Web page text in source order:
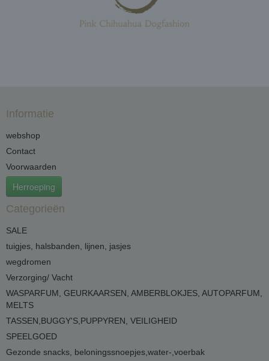
Informatie
webshop
Contact
Voorwaarden
Herroeping
Categorieën
SALE
tuigjes, halsbanden, lijnen, jasjes
wegdromen
Verzorging/ Vacht
WASPARFUM, GEURKAARSEN, AMBERBLOKJES, AUTOPARFUM,
MELTS
TASSEN,BUGGY'S,PUPPYREN, VEILIGHEID
SPEELGOED
Gezonde snacks, beloningssnoepjes,water-,voerbak